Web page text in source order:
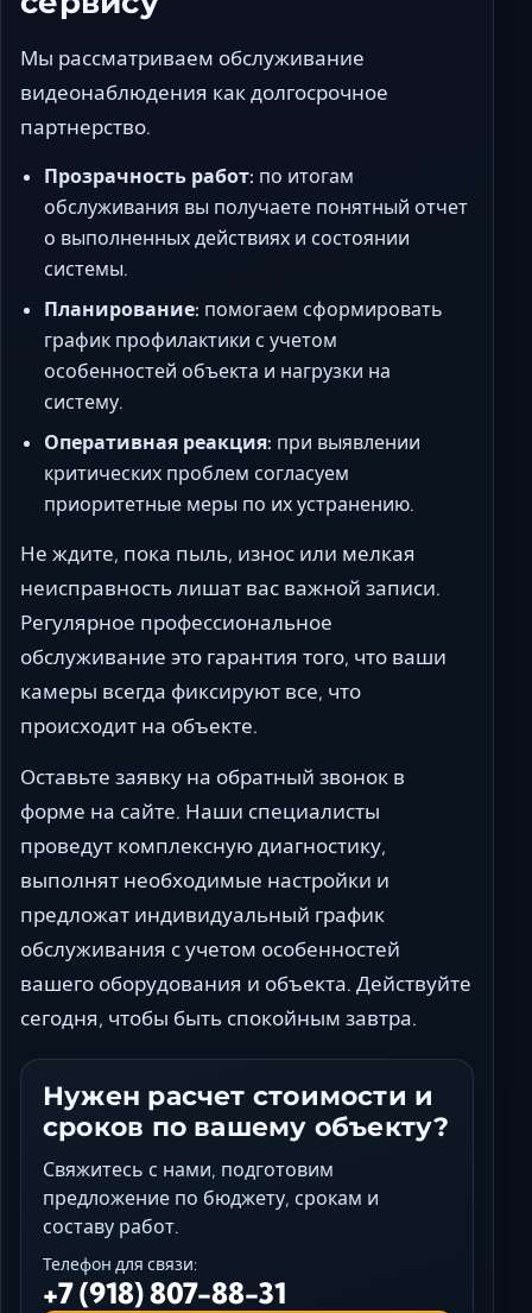
Мы рассматриваем обслуживание
видеонаблюдения как долгосрочное
партнерство.
Прозрачность работ: по итогам
обслуживания вы получаете понятный отчет
о выполненных действиях и состоянии
системы.
Планирование: помогаем сформировать
график профилактики с учетом
особенностей объекта и нагрузки на
систему.
Оперативная реакция: при выявлении
критических проблем согласуем
приоритетные меры по их устранению.
Не ждите, пока пыль, износ или мелкая
неисправность лишат вас важной записи.
Регулярное профессиональное
обслуживание это гарантия того, что ваши
камеры всегда фиксируют все, что
происходит на объекте.
Оставьте заявку на обратный звонок в
форме на сайте. Наши специалисты
проведут комплексную диагностику,
выполнят необходимые настройки и
предложат индивидуальный график
обслуживания с учетом особенностей
вашего оборудования и объекта. Действуйте
сегодня, чтобы быть спокойным завтра.
Нужен расчет стоимости и
сроков по вашему объекту?
Свяжитесь с нами, подготовим
предложение по бюджету, срокам и
составу работ.
Телефон для связи:
+7 (918) 807-88-31